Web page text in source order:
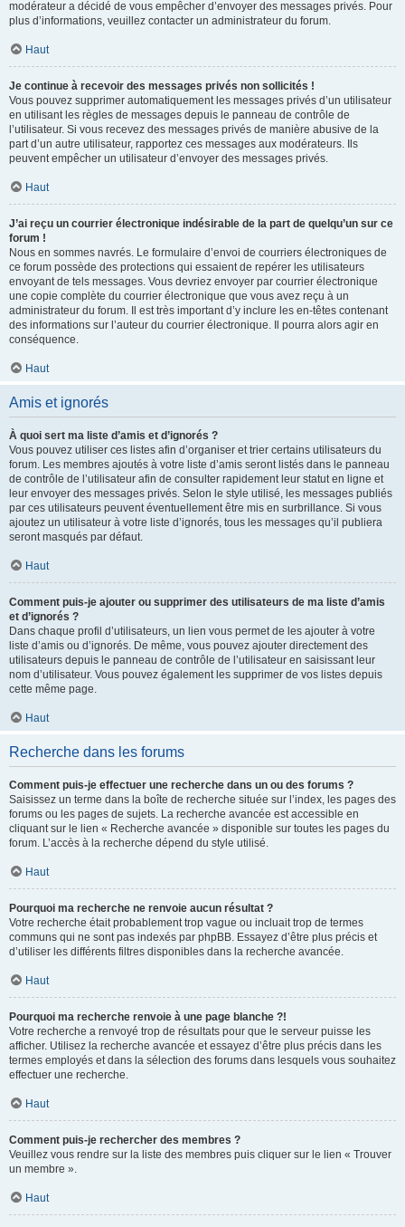
modérateur a décidé de vous empêcher d’envoyer des messages privés. Pour
plus d’informations, veuillez contacter un administrateur du forum.
Haut
Je continue à recevoir des messages privés non sollicités !
Vous pouvez supprimer automatiquement les messages privés d’un utilisateur
en utilisant les règles de messages depuis le panneau de contrôle de
l’utilisateur. Si vous recevez des messages privés de manière abusive de la
part d’un autre utilisateur, rapportez ces messages aux modérateurs. Ils
peuvent empêcher un utilisateur d’envoyer des messages privés.
Haut
J’ai reçu un courrier électronique indésirable de la part de quelqu’un sur ce
forum !
Nous en sommes navrés. Le formulaire d’envoi de courriers électroniques de
ce forum possède des protections qui essaient de repérer les utilisateurs
envoyant de tels messages. Vous devriez envoyer par courrier électronique
une copie complète du courrier électronique que vous avez reçu à un
administrateur du forum. Il est très important d’y inclure les en-têtes contenant
des informations sur l’auteur du courrier électronique. Il pourra alors agir en
conséquence.
Haut
Amis et ignorés
À quoi sert ma liste d’amis et d’ignorés ?
Vous pouvez utiliser ces listes afin d’organiser et trier certains utilisateurs du
forum. Les membres ajoutés à votre liste d’amis seront listés dans le panneau
de contrôle de l’utilisateur afin de consulter rapidement leur statut en ligne et
leur envoyer des messages privés. Selon le style utilisé, les messages publiés
par ces utilisateurs peuvent éventuellement être mis en surbrillance. Si vous
ajoutez un utilisateur à votre liste d’ignorés, tous les messages qu’il publiera
seront masqués par défaut.
Haut
Comment puis-je ajouter ou supprimer des utilisateurs de ma liste d’amis
et d’ignorés ?
Dans chaque profil d’utilisateurs, un lien vous permet de les ajouter à votre
liste d’amis ou d’ignorés. De même, vous pouvez ajouter directement des
utilisateurs depuis le panneau de contrôle de l’utilisateur en saisissant leur
nom d’utilisateur. Vous pouvez également les supprimer de vos listes depuis
cette même page.
Haut
Recherche dans les forums
Comment puis-je effectuer une recherche dans un ou des forums ?
Saisissez un terme dans la boîte de recherche située sur l’index, les pages des
forums ou les pages de sujets. La recherche avancée est accessible en
cliquant sur le lien « Recherche avancée » disponible sur toutes les pages du
forum. L’accès à la recherche dépend du style utilisé.
Haut
Pourquoi ma recherche ne renvoie aucun résultat ?
Votre recherche était probablement trop vague ou incluait trop de termes
communs qui ne sont pas indexés par phpBB. Essayez d’être plus précis et
d’utiliser les différents filtres disponibles dans la recherche avancée.
Haut
Pourquoi ma recherche renvoie à une page blanche ?!
Votre recherche a renvoyé trop de résultats pour que le serveur puisse les
afficher. Utilisez la recherche avancée et essayez d’être plus précis dans les
termes employés et dans la sélection des forums dans lesquels vous souhaitez
effectuer une recherche.
Haut
Comment puis-je rechercher des membres ?
Veuillez vous rendre sur la liste des membres puis cliquer sur le lien « Trouver
un membre ».
Haut